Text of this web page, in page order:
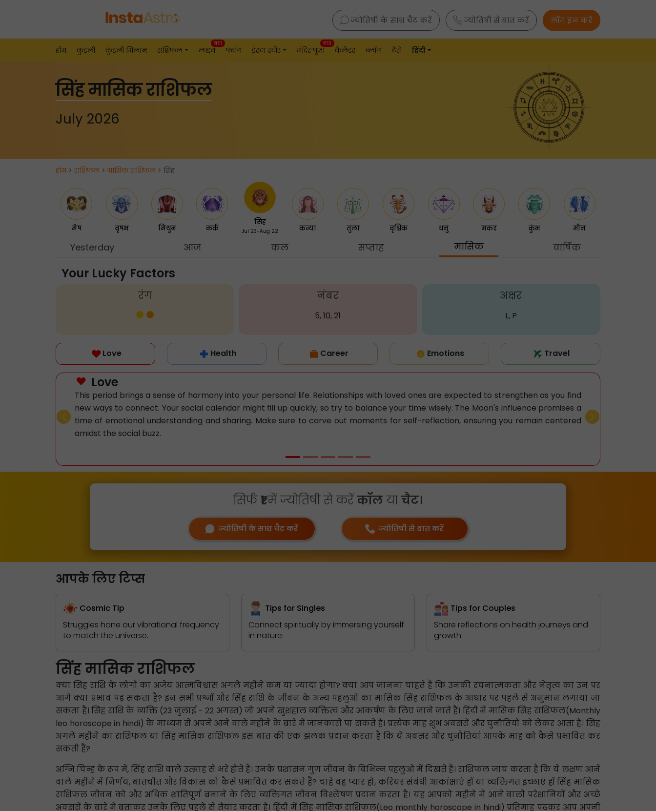
ज्योतिषी के साथ चैट करें ज्योतिषी से बात करें लॉग इन करें
होम कुंडली कुंडली मिलान राशिफल लाइव
नया
पंचांग इंस्टा स्टोर मंदिर पूजा
नया
कैलेंडर ब्लॉग टैरो हिंदी
सिंह मासिक राशिफल
July 2026
होम>राशिफल>मासिक राशिफल> सिंह
मेष वृषभ मिथुन कर्क
सिंह
Jul 23-Aug 22 कन्या तुला वृश्चिक धनु मकर कुंभ मीन
Yesterday आज कल सप्ताह मासिक वार्षिक
Your Lucky Factors
रंग नंबर
5, 10, 21
अक्षर
L, P
Love Health Career Emotions Travel
Love
This period brings a sense of harmony into your personal life. Relationships with loved ones are expected to strengthen as you find
new ways to connect. Your social calendar might fill up quickly, so try to balance your time wisely. The Moon's influence promises a
time of emotional understanding and sharing. Make sure to carve out moments for self-reflection, ensuring you remain centered
amidst the social buzz.
Previous Next
सिर्फ₹1में ज्योतिषी से करेंकॉलयाचैट।
ज्योतिषी के साथ चैट करें ज्योतिषी से बात करें
आपके लिए टिप्स
Cosmic Tip
Struggles hone our vibrational frequency
to match the universe.
Tips for Singles
Connect spiritually by immersing yourself
in nature.
Tips for Couples
Share reflections on health journeys and
growth.
सिंह मासिक राशिफल
क्या सिंह राशि के लोगों का अजेय आत्मविश्वास अगले महीने कम या ज्यादा होगा? क्या आप जानना चाहते हैं कि उनकी रचनात्मकता और नेतृत्व का उन पर
आगे क्या प्रभाव पड़ सकता है? इन सभी प्रश्नों और सिंह राशि के जीवन के अन्य पहलुओं का मासिक सिंह राशिफल के आधार पर पहले से अनुमान लगाया जा
सकता है। सिंह राशि के व्यक्ति (23 जुलाई - 22 अगस्त) जो अपने खुशहाल व्यक्तित्व और आकर्षण के लिए जाने जाते हैं। हिंदी में मासिक सिंह राशिफल(Monthly
leo horoscope in hindi) के माध्यम से अपने आने वाले महीने के बारे में जानकारी पा सकते हैं। प्रत्येक माह शुभ अवसरों और चुनौतियों को लेकर आता है। सिंह
अगले महीने का राशिफल या सिंह मासिक राशिफल इस बात की एक झलक प्रदान करता है कि ये अवसर और चुनौतियां आपके माह को कैसे प्रभावित कर
सकती हैं?
अग्नि चिन्ह के रूप में, सिंह राशि वाले उत्साह से भरे होते हैं। उनके प्रशासन गुण जीवन के विभिन्न पहलुओं में दिखते हैं। राशिफल जांच करता है कि ये लक्षण आने
वाले महीने में निर्णय, बातचीत और विकास को कैसे प्रभावित कर सकते हैं? चाहे वह प्यार हो, करियर संबंधी आकांक्षाएं हों या व्यक्तिगत इच्छाएं हों सिंह मासिक
राशिफल जीवन को और अधिक शांतिपूर्ण बनाने के लिए व्यक्तिगत जीवन विश्लेषण प्रदान करता है। यह आपको महीने में आने वाली परेशानियों और अच्छे
अवसरों के बारे में बताकर उनके लिए पहले से तैयार करता है। हिंदी में सिंह मासिक राशिफल(Leo monthly horoscope in hindi) प्रतिमाह पढ़कर आप अपनी